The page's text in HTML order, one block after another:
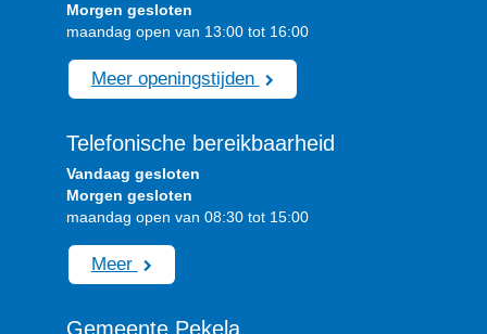
Morgen gesloten
maandag open van 13:00 tot 16:00
Meer openingstijden
Telefonische bereikbaarheid
Vandaag gesloten
Morgen gesloten
maandag open van 08:30 tot 15:00
Meer
Gemeente Pekela